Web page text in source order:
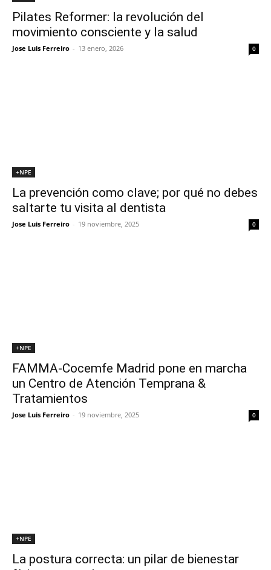
Pilates Reformer: la revolución del
movimiento consciente y la salud
Jose Luis Ferreiro - 13 enero, 2026 0
+NPE
La prevención como clave; por qué no debes
saltarte tu visita al dentista
Jose Luis Ferreiro - 19 noviembre, 2025 0
+NPE
FAMMA-Cocemfe Madrid pone en marcha
un Centro de Atención Temprana &
Tratamientos
Jose Luis Ferreiro - 19 noviembre, 2025 0
+NPE
La postura correcta: un pilar de bienestar